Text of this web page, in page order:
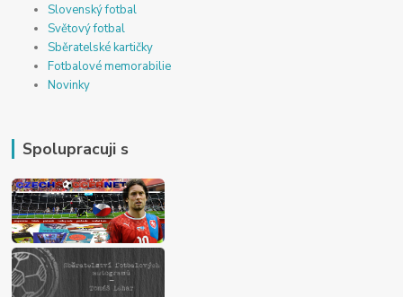
Slovenský fotbal
Světový fotbal
Sběratelské kartičky
Fotbalové memorabilie
Novinky
Spolupracuji s